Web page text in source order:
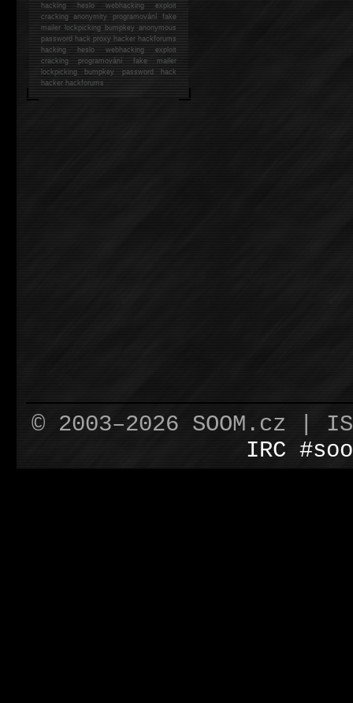
hackingheslo webhacking exploit
cracking anonymity programování fake
mailer lockpicking bumpkey anonymous
password hack proxy hacker hackforums
hacking heslo webhacking exploit
cracking programování fake mailer
lockpicking bumpkey password hack
hackerhackforums
© 2003–2026 SOOM.cz |
IRC